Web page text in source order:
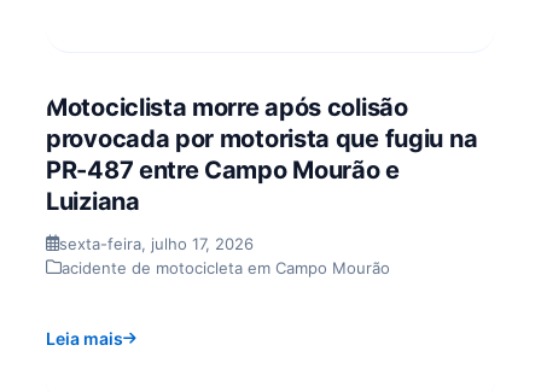
Motociclista morre após colisão
provocada por motorista que fugiu na
PR-487 entre Campo Mourão e
Luiziana
sexta-feira, julho 17, 2026
acidente de motocicleta em Campo Mourão
Leia mais